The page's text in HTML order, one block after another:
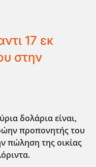
17 εκ
στην
δολάρια είναι,
προπονητής του
πώληση της οικίας